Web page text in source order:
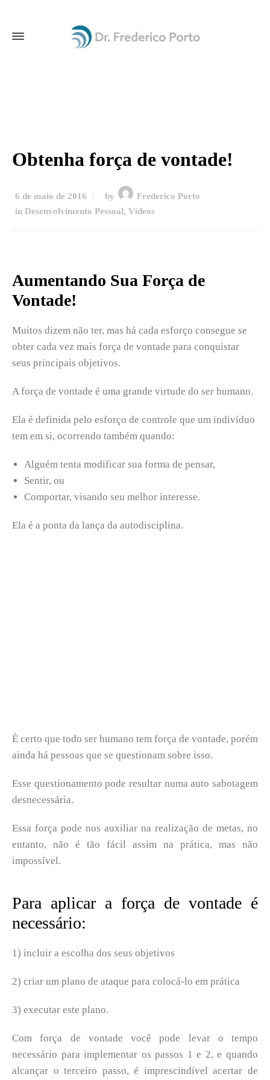
Obtenha força de vontade!
6 de maio de 2016 by
Frederico Porto
in Desenvolvimento Pessoal, Vídeos
Aumentando Sua Força de
Vontade!
Muitos dizem não ter, mas há cada esforço consegue se
obter cada vez mais força de vontade para conquistar
seus principais objetivos.
A força de vontade é uma grande virtude do ser humano.
Ela é definida pelo esforço de controle que um indivíduo
tem em si, ocorrendo também quando:
Alguém tenta modificar sua forma de pensar,
Sentir, ou
Comportar, visando seu melhor interesse.
Ela é a ponta da lança da autodisciplina.
É certo que todo ser humano tem força de vontade, porém
ainda há pessoas que se questionam sobre isso.
Esse questionamento pode resultar numa auto sabotagem
desnecessária.
Essa força pode nos auxiliar na realização de metas, no
entanto, não é tão fácil assim na prática, mas não
impossível.
Para aplicar a força de vontade é
necessário:
1) incluir a escolha dos seus objetivos
2) criar um plano de ataque para colocá-lo em prática
3) executar este plano.
Com força de vontade você pode levar o tempo
necessário para implementar os passos 1 e 2, e quando
alcançar o terceiro passo, é imprescindível acertar de